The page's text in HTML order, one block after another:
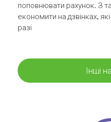
поповнювати рахунок. З
економити на дзвінках,
разі
Інші